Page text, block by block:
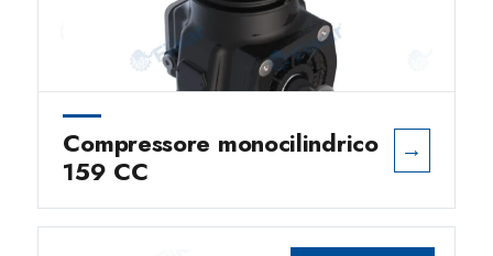
Compressore monocilindrico
159 CC
→